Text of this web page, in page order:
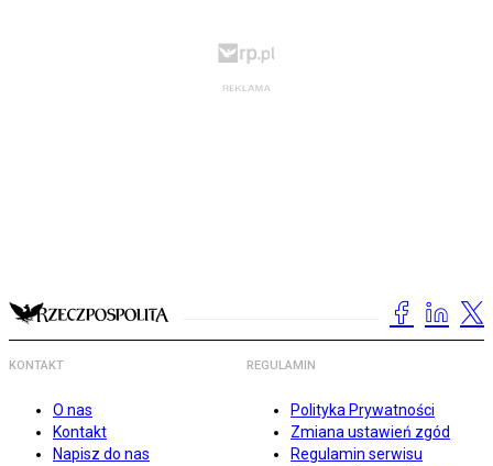
KONTAKT
O nas
Kontakt
Napisz do nas
REGULAMIN
Polityka Prywatności
Zmiana ustawień zgód
Regulamin serwisu